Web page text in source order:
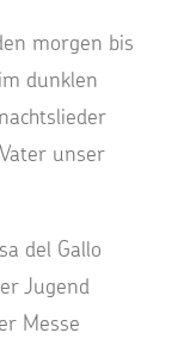
morgen bis
dunklen
unser
del Gallo
Jugend
Messe